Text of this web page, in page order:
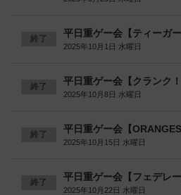
終了 平日重ゲー会【ティーガー
2025年10月1日 水曜日
終了 平日重ゲー会【クランク
2025年10月8日 水曜日
終了 平日重ゲー会【
2025年10月15日 水曜日
終了 平日重ゲー会【フェデレー
2025年10月22日 水曜日